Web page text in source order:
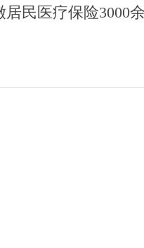
民医疗保险3000